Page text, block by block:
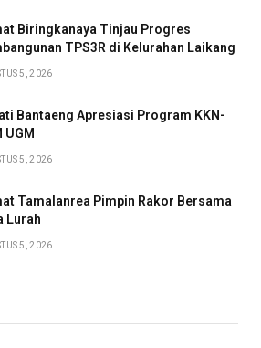
Biringkanaya Tinjau Progres
TPS3R di Kelurahan Laikang
5, 2026
Bantaeng Apresiasi Program KKN-
UGM
5, 2026
Tamalanrea Pimpin Rakor Bersama
Lurah
5, 2026